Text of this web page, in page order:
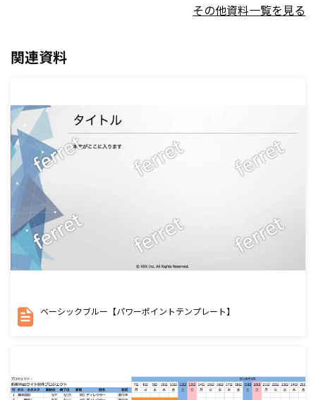
その他資料一覧を見る
関連資料
ベーシックブルー【パワーポイントテンプレート】